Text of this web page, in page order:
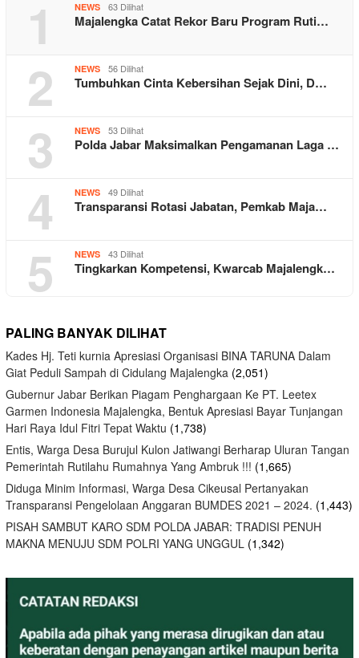
1 NEWS 63 Dilihat
Majalengka Catat Rekor Baru Program Ruti…
2 NEWS 56 Dilihat
Tumbuhkan Cinta Kebersihan Sejak Dini, D…
3 NEWS 53 Dilihat
Polda Jabar Maksimalkan Pengamanan Laga …
4 NEWS 49 Dilihat
Transparansi Rotasi Jabatan, Pemkab Maja…
5 NEWS 43 Dilihat
Tingkarkan Kompetensi, Kwarcab Majalengk…
PALING BANYAK DILIHAT
Kades Hj. Teti kurnia Apresiasi Organisasi BINA TARUNA Dalam
Giat Peduli Sampah di Cidulang Majalengka (2,051)
Gubernur Jabar Berikan Piagam Penghargaan Ke PT. Leetex
Garmen Indonesia Majalengka, Bentuk Apresiasi Bayar Tunjangan
Hari Raya Idul Fitri Tepat Waktu (1,738)
Entis, Warga Desa Burujul Kulon Jatiwangi Berharap Uluran Tangan
Pemerintah Rutilahu Rumahnya Yang Ambruk !!! (1,665)
Diduga Minim Informasi, Warga Desa Cikeusal Pertanyakan
Transparansi Pengelolaan Anggaran BUMDES 2021 – 2024. (1,443)
PISAH SAMBUT KARO SDM POLDA JABAR: TRADISI PENUH
MAKNA MENUJU SDM POLRI YANG UNGGUL (1,342)